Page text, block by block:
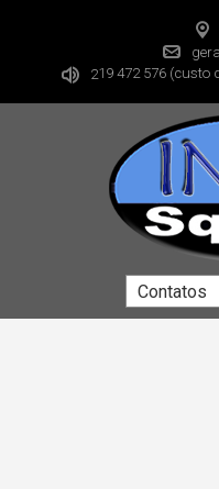
219 472 576 (custo